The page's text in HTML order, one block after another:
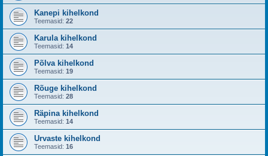
Kanepi kihelkond
Teemasid: 22
Karula kihelkond
Teemasid: 14
Põlva kihelkond
Teemasid: 19
Rõuge kihelkond
Teemasid: 28
Räpina kihelkond
Teemasid: 14
Urvaste kihelkond
Teemasid: 16